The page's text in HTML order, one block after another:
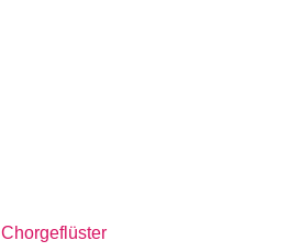
Chorgeflüster